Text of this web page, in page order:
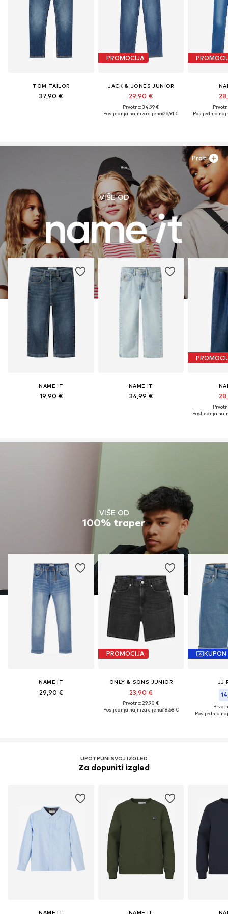
TOM TAILOR
37,90 €
PROMOCIJA
JACK & JONES JUNIOR
29,90 €
Prvotno: 34,99 €
Posljednja najniža cijena:26,91 €
Posljednja
VIŠE OD
NAME IT
19,90 €
NAME IT
34,99 €
Posljednja
Prati
VIŠE OD
100% traper
NAME IT
29,90 €
PROMOCIJA
ONLY & SONS JUNIOR
23,90 €
Prvotno: 29,90 €
Posljednja najniža cijena:18,68 €
KUPON
JJ
Posljednja
UPOTPUNI SVOJ IZGLED
Za dopuniti izgled
NAME IT NAME IT